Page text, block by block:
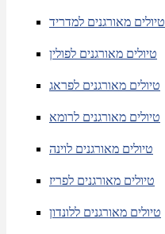
טיולים מאורגנים למדריד
טיולים מאורגנים לפולין
טיולים מאורגנים לפראג
טיולים מאורגנים לרומא
טיולים מאורגנים לוינה
טיולים מאורגנים לפריז
טיולים מאורגנים ללונדון